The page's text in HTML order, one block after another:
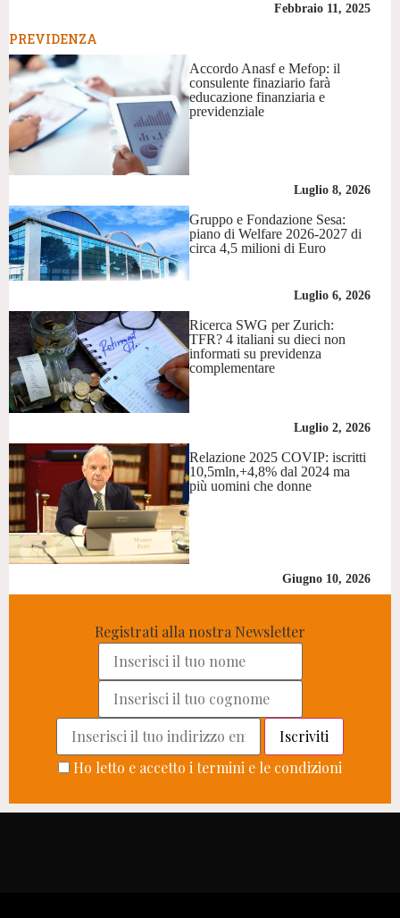
Febbraio 11, 2025
PREVIDENZA
Accordo Anasf e Mefop: il
consulente finaziario farà
educazione finanziaria e
previdenziale
Luglio 8, 2026
Gruppo e Fondazione Sesa:
piano di Welfare 2026-2027 di
circa 4,5 milioni di Euro
Luglio 6, 2026
Ricerca SWG per Zurich:
TFR? 4 italiani su dieci non
informati su previdenza
complementare
Luglio 2, 2026
Relazione 2025 COVIP: iscritti
10,5mln,+4,8% dal 2024 ma
più uomini che donne
Giugno 10, 2026
Registrati alla nostra Newsletter
Ho letto e accetto i termini e le condizioni